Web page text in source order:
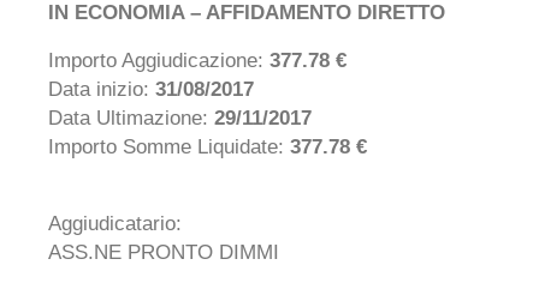
IN ECONOMIA – AFFIDAMENTO DIRETTO
Importo Aggiudicazione: 377.78 €
Data inizio: 31/08/2017
Data Ultimazione: 29/11/2017
Importo Somme Liquidate: 377.78 €
Aggiudicatario:
ASS.NE PRONTO DIMMI